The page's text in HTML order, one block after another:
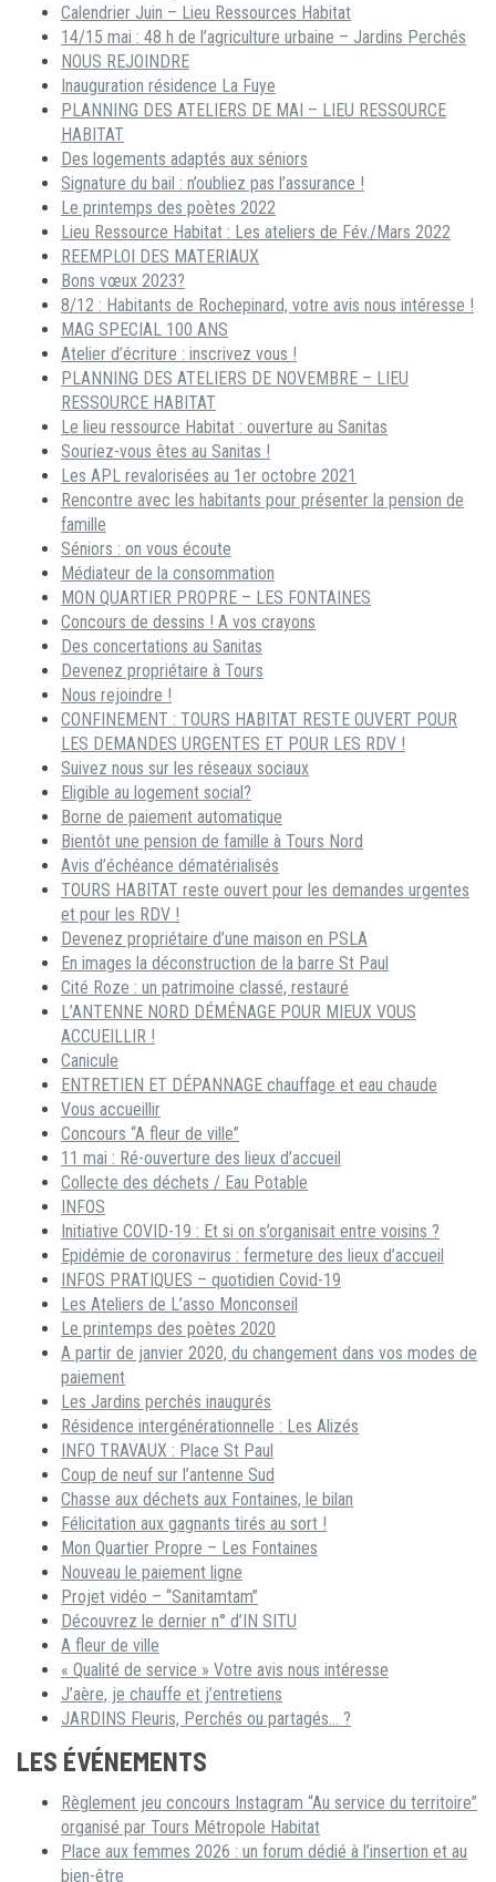
Calendrier Juin – Lieu Ressources Habitat
14/15 mai : 48 h de l’agriculture urbaine – Jardins Perchés
NOUS REJOINDRE
Inauguration résidence La Fuye
PLANNING DES ATELIERS DE MAI – LIEU RESSOURCE
HABITAT
Des logements adaptés aux séniors
Signature du bail : n’oubliez pas l’assurance !
Le printemps des poètes 2022
Lieu Ressource Habitat : Les ateliers de Fév./Mars 2022
REEMPLOI DES MATERIAUX
Bons vœux 2023?
8/12 : Habitants de Rochepinard, votre avis nous intéresse !
MAG SPECIAL 100 ANS
Atelier d’écriture : inscrivez vous !
PLANNING DES ATELIERS DE NOVEMBRE – LIEU
RESSOURCE HABITAT
Le lieu ressource Habitat : ouverture au Sanitas
Souriez-vous êtes au Sanitas !
Les APL revalorisées au 1er octobre 2021
Rencontre avec les habitants pour présenter la pension de
famille
Séniors : on vous écoute
Médiateur de la consommation
MON QUARTIER PROPRE – LES FONTAINES
Concours de dessins ! A vos crayons
Des concertations au Sanitas
Devenez propriétaire à Tours
Nous rejoindre !
CONFINEMENT : TOURS HABITAT RESTE OUVERT POUR
LES DEMANDES URGENTES ET POUR LES RDV !
Suivez nous sur les réseaux sociaux
Eligible au logement social?
Borne de paiement automatique
Bientôt une pension de famille à Tours Nord
Avis d’échéance dématérialisés
TOURS HABITAT reste ouvert pour les demandes urgentes
et pour les RDV !
Devenez propriétaire d’une maison en PSLA
En images la déconstruction de la barre St Paul
Cité Roze : un patrimoine classé, restauré
L’ANTENNE NORD DÉMÉNAGE POUR MIEUX VOUS
ACCUEILLIR !
Canicule
ENTRETIEN ET DÉPANNAGE chauffage et eau chaude
Vous accueillir
Concours “A fleur de ville”
11 mai : Ré-ouverture des lieux d’accueil
Collecte des déchets / Eau Potable
INFOS
Initiative COVID-19 : Et si on s’organisait entre voisins ?
Epidémie de coronavirus : fermeture des lieux d’accueil
INFOS PRATIQUES – quotidien Covid-19
Les Ateliers de L’asso Monconseil
Le printemps des poètes 2020
A partir de janvier 2020, du changement dans vos modes de
paiement
Les Jardins perchés inaugurés
Résidence intergénérationnelle : Les Alizés
INFO TRAVAUX : Place St Paul
Coup de neuf sur l’antenne Sud
Chasse aux déchets aux Fontaines, le bilan
Félicitation aux gagnants tirés au sort !
Mon Quartier Propre – Les Fontaines
Nouveau le paiement ligne
Projet vidéo – “Sanitamtam”
Découvrez le dernier n° d’IN SITU
A fleur de ville
« Qualité de service » Votre avis nous intéresse
J’aère, je chauffe et j’entretiens
JARDINS Fleuris, Perchés ou partagés… ?
LES ÉVÉNEMENTS
Règlement jeu concours Instagram “Au service du territoire”
organisé par Tours Métropole Habitat
Place aux femmes 2026 : un forum dédié à l’insertion et au
bien-être